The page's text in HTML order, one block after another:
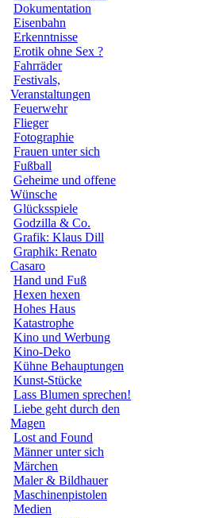
Dokumentation
Eisenbahn
Erkenntnisse
Erotik ohne Sex ?
Fahrräder
Festivals,
Veranstaltungen
Feuerwehr
Flieger
Fotographie
Frauen unter sich
Fußball
Geheime und offene
Wünsche
Glücksspiele
Godzilla & Co.
Grafik: Klaus Dill
Graphik: Renato
Casaro
Hand und Fuß
Hexen hexen
Hohes Haus
Katastrophe
Kino und Werbung
Kino-Deko
Kühne Behauptungen
Kunst-Stücke
Lass Blumen sprechen!
Liebe geht durch den
Magen
Lost and Found
Männer unter sich
Märchen
Maler & Bildhauer
Maschinenpistolen
Medien